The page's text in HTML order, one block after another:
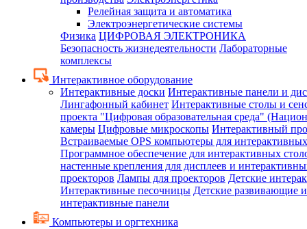
Релейная защита и автоматика
Электроэнергетические системы
Физика ЦИФРОВАЯ ЭЛЕКТРОНИКА
Безопасность жизнедеятельности Лабораторные
комплексы
Интерактивное оборудование
Интерактивные доски Интерактивные панели и
Лингафонный кабинет Интерактивные столы и
проекта "Цифровая образовательная среда"
камеры Цифровые микроскопы Интерактивный
Встраиваемые OPS компьютеры для
Программное обеспечение для интерактивных
настенные крепления для дисплеев и
проекторов Лампы для проекторов Детские
Интерактивные песочницы Детские развивающие
интерактивные панели
Компьютеры и оргтехника